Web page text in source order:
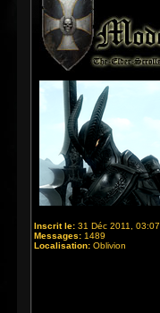
Inscrit le: 31 Déc 2011, 03:07
Messages: 1489
Localisation: Oblivion